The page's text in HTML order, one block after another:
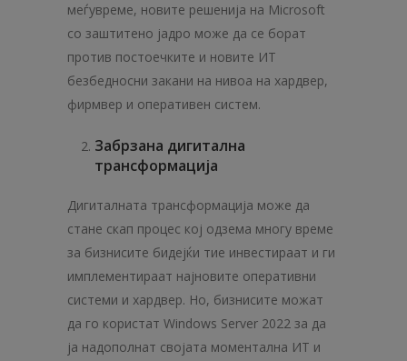
меѓувреме, новите решенија на Microsoft
со заштитено јадро може да се борат
против постоечките и новите ИТ
безбедносни закани на нивоа на хардвер,
фирмвер и оперативен систем.
Забрзана дигитална
трансформација
Дигиталната трансформација може да
стане скап процес кој одзема многу време
за бизнисите бидејќи тие инвестираат и ги
имплементираат најновите оперативни
системи и хардвер. Но, бизнисите можат
да го користат Windows Server 2022 за да
ја надополнат својата моментална ИТ и